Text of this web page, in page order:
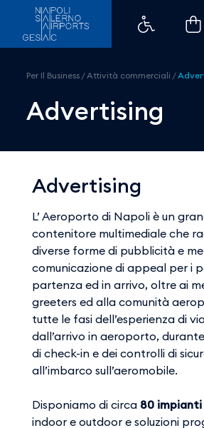
Advertising -
Per Il Business /Attività commerciali /
Advertising
Advertising
L’ Aeroporto di Napoli è un
contenitore multimediale che
diverse forme di pubblicità e
comunicazione di appeal per i
partenza ed in arrivo, oltre ai
greeters ed alla comunità
tutte le fasi dell’esperienza di
dall’arrivo in aeroporto,
di check-in e dei controlli di
all’imbarco sull’aeromobile.
Disponiamo di circa 80
indoor e outdoor e soluzioni